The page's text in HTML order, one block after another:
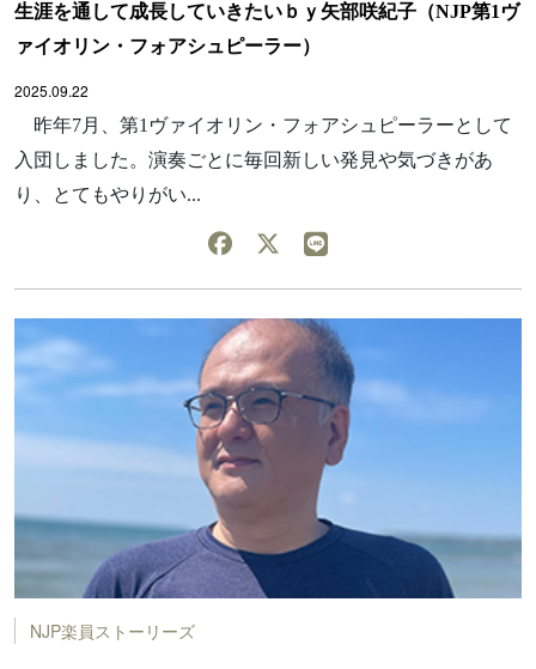
生涯を通して成長していきたいｂｙ矢部咲紀子（NJP第1ヴ
ァイオリン・フォアシュピーラー）
2025.09.22
昨年7月、第1ヴァイオリン・フォアシュピーラーとして
入団しました。演奏ごとに毎回新しい発見や気づきがあ
り、とてもやりがい...
NJP楽員ストーリーズ